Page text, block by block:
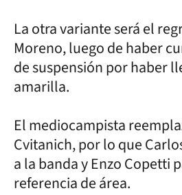
La otra variante será el
Moreno, luego de haber
de suspensión por haber
amarilla.
El mediocampista
Cvitanich, por lo que
a la banda y Enzo Copetti
referencia de área.